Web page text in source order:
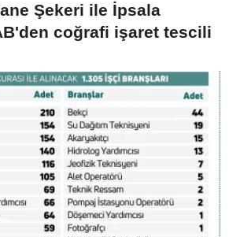
Şekeri ile İpsala
coğrafi işaret tescili